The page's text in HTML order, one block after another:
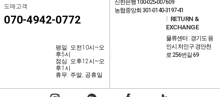
도매고객
070-4942-0772
평일: 오전10시~오
후5시
점심: 오후12시~오
후1시
휴무: 주말, 공휴일
신한은행 100-025-007609
농협중앙회 301-0140-3197-41
RETURN &
EXCHANGE
물류센터 : 경기도 용
인시 처인구 경안천
로 256번길 69